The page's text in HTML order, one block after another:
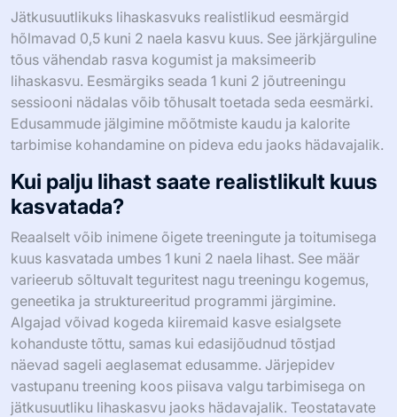
Jätkusuutlikuks lihaskasvuks realistlikud eesmärgid
hõlmavad 0,5 kuni 2 naela kasvu kuus. See järkjärguline
tõus vähendab rasva kogumist ja maksimeerib
lihaskasvu. Eesmärgiks seada 1 kuni 2 jõutreeningu
sessiooni nädalas võib tõhusalt toetada seda eesmärki.
Edusammude jälgimine mõõtmiste kaudu ja kalorite
tarbimise kohandamine on pideva edu jaoks hädavajalik.
Kui palju lihast saate realistlikult kuus
kasvatada?
Reaalselt võib inimene õigete treeningute ja toitumisega
kuus kasvatada umbes 1 kuni 2 naela lihast. See määr
varieerub sõltuvalt teguritest nagu treeningu kogemus,
geneetika ja struktureeritud programmi järgimine.
Algajad võivad kogeda kiiremaid kasve esialgsete
kohanduste tõttu, samas kui edasijõudnud tõstjad
näevad sageli aeglasemat edusamme. Järjepidev
vastupanu treening koos piisava valgu tarbimisega on
jätkusuutliku lihaskasvu jaoks hädavajalik. Teostatavate